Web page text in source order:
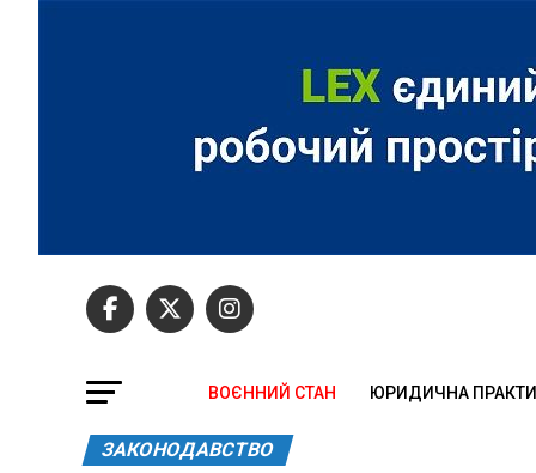
ВОЄННИЙ СТАН ЮРИДИЧНА
ЗАКОНОДАВСТВО